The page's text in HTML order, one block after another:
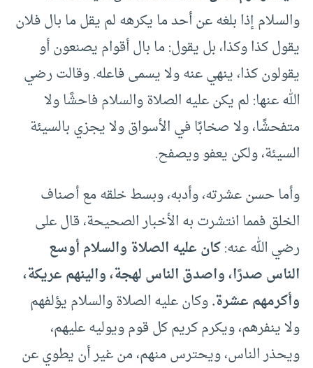
والسلام إذا بلغه عن أحد ما يكرهه لم يقل ما بال فلان
يقول كذا وكذا، بل يقول: ما بال أقوام يصنعون أو
يقولون كذا، ينهي عنه ولا يسمى فاعله. وقالت رضي
الله عنها: لم يكن عليه الصلاة والسلام فاحشًا ولا
متفحشًا، ولا صخابًا في الأسواق ولا يجزي بالسيئة
السيئة، ولكن يعفو ويصفح.
وأما حسن عشرته، وأدبه، وبسط خلقه مع أصناف
الخلق فمما انتشرت به الأخبار الصحيحة، قال على
رضي الله عنه:كان عليه الصلاة والسلام أوسع
الناس صدرًا، واصدق الناس لهجة، والينهم عريكة،
وأكرمهم عشرة.وكان عليه الصلاة والسلام يؤلفهم
ولا ينفرهم، ويكرم كريم كل قوم ويوليه عليهم،
ويحذر الناس، ويحترس منهم، من غير أن يطوي عن